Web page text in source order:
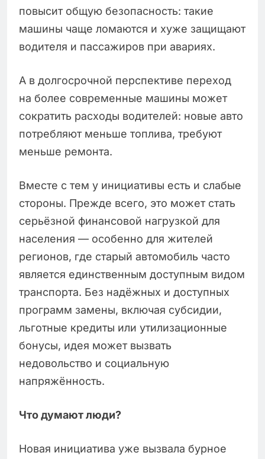
повысит общую безопасность: такие
машины чаще ломаются и хуже защищают
водителя и пассажиров при авариях.
А в долгосрочной перспективе переход
на более современные машины может
сократить расходы водителей: новые авто
потребляют меньше топлива, требуют
меньше ремонта.
Вместе с тем у инициативы есть и слабые
стороны. Прежде всего, это может стать
серьёзной финансовой нагрузкой для
населения — особенно для жителей
регионов, где старый автомобиль часто
является единственным доступным видом
транспорта. Без надёжных и доступных
программ замены, включая субсидии,
льготные кредиты или утилизационные
бонусы, идея может вызвать
недовольство и социальную
напряжённость.
Что думают люди?
Новая инициатива уже вызвала бурное